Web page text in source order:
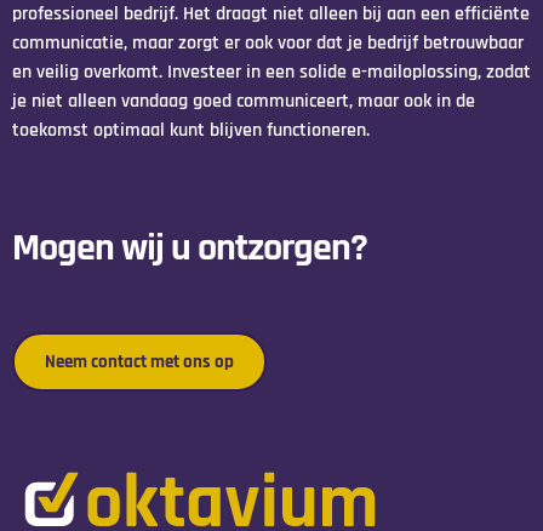
professioneel bedrijf. Het draagt niet alleen bij aan een efficiënte
communicatie, maar zorgt er ook voor dat je bedrijf betrouwbaar
en veilig overkomt. Investeer in een solide e-mailoplossing, zodat
je niet alleen vandaag goed communiceert, maar ook in de
toekomst optimaal kunt blijven functioneren.
Mogen wij u ontzorgen?
Neem contact met ons op